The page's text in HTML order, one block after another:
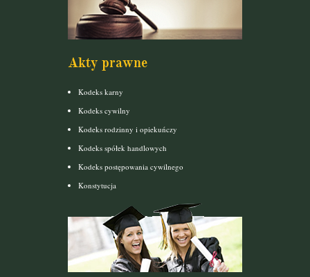
Akty prawne
Kodeks karny
Kodeks cywilny
Kodeks rodzinny i opiekuńczy
Kodeks spółek handlowych
Kodeks postępowania cywilnego
Konstytucja